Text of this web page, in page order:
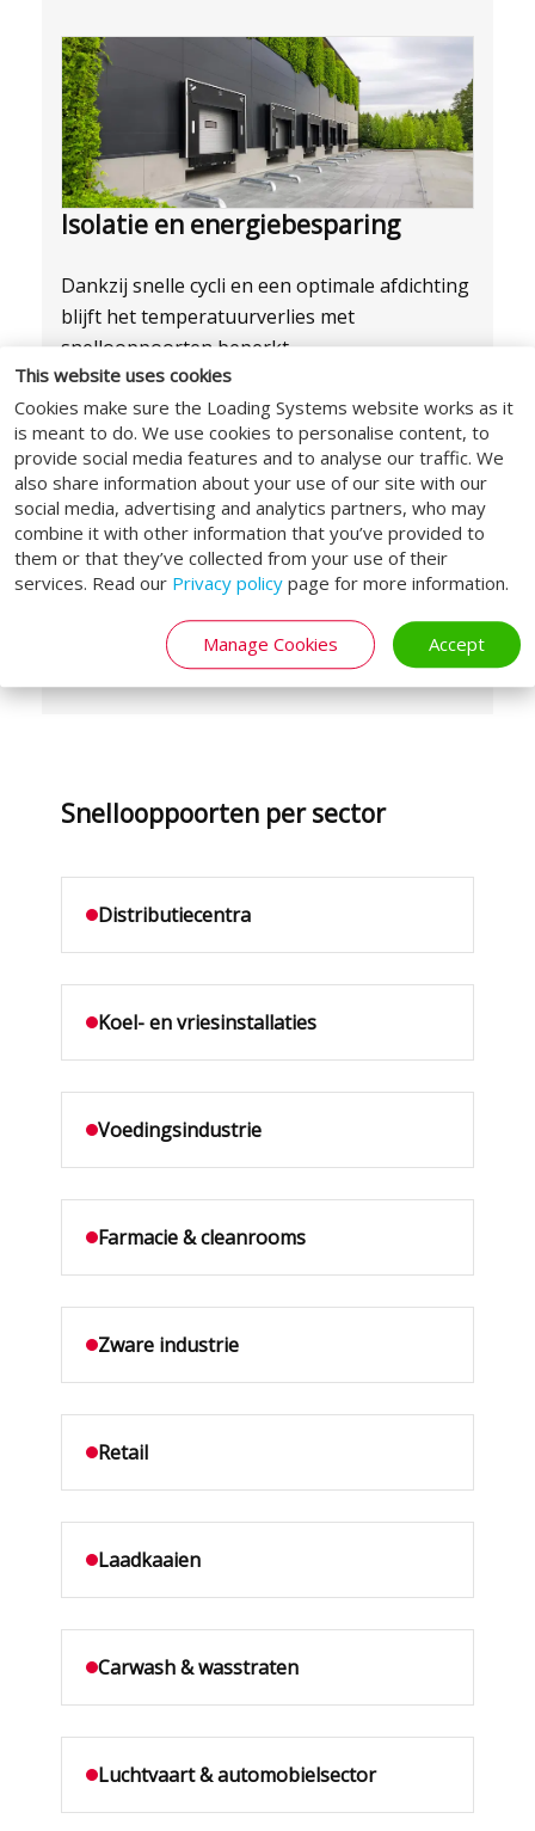
This website uses cookies
Cookies make sure the Loading Systems website works as it
is meant to do. We use cookies to personalise content, to
provide social media features and to analyse our traffic. We
also share information about your use of our site with our
social media, advertising and analytics partners, who may
combine it with other information that you’ve provided to
them or that they’ve collected from your use of their
services. Read our Privacy policy page for more information.
Manage Cookies Accept
Isolatie en energiebesparing
Dankzij snelle cycli en een optimale afdichting
blijft het temperatuurverlies met
snellooppoorten beperkt.
Freez-uitvoeringen voor koel- en
vriesinstallaties
Hygiënische food-uitvoeringen in
roestvrij staal
Cleanroompoorten met lage
luchtlekkage
buitengebruik
Snellooppoorten per sector
Distributiecentra
Koel- en vriesinstallaties
Voedingsindustrie
Farmacie & cleanrooms
Zware industrie
Retail
Laadkaaien
Carwash & wasstraten
Luchtvaart & automobielsector